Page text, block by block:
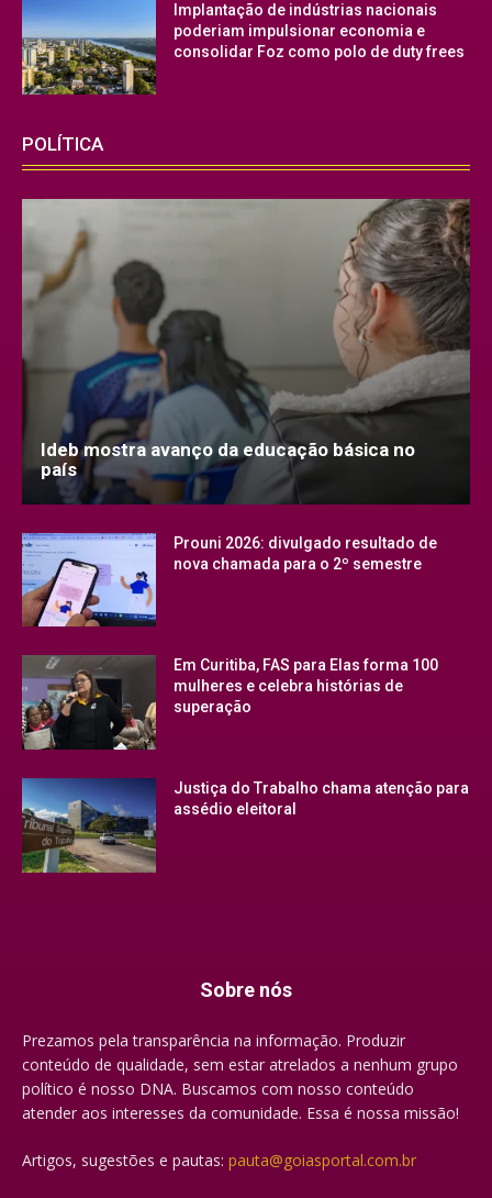
Implantação de indústrias nacionais
poderiam impulsionar economia e
consolidar Foz como polo de duty frees
POLÍTICA
Ideb mostra avanço da educação básica no
país
Prouni 2026: divulgado resultado de
nova chamada para o 2º semestre
Em Curitiba, FAS para Elas forma 100
mulheres e celebra histórias de
superação
Justiça do Trabalho chama atenção para
assédio eleitoral
Sobre nós
Prezamos pela transparência na informação. Produzir
conteúdo de qualidade, sem estar atrelados a nenhum grupo
político é nosso DNA. Buscamos com nosso conteúdo
atender aos interesses da comunidade. Essa é nossa missão!
Artigos, sugestões e pautas: pauta@goiasportal.com.br